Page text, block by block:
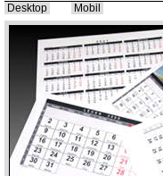
Desktop Mobil